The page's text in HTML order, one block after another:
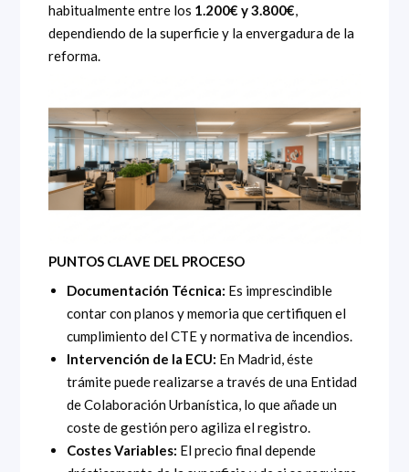
habitualmente entre los 1.200€ y 3.800€,
dependiendo de la superficie y la envergadura de la
reforma.
PUNTOS CLAVE DEL PROCESO
Documentación Técnica: Es imprescindible
contar con planos y memoria que certifiquen el
cumplimiento del CTE y normativa de incendios.
Intervención de la ECU: En Madrid, éste
trámite puede realizarse a través de una Entidad
de Colaboración Urbanística, lo que añade un
coste de gestión pero agiliza el registro.
Costes Variables: El precio final depende